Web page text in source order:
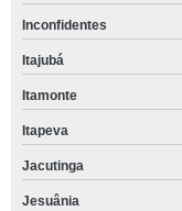
Inconfidentes
Itajubá
Itamonte
Itapeva
Jacutinga
Jesuânia